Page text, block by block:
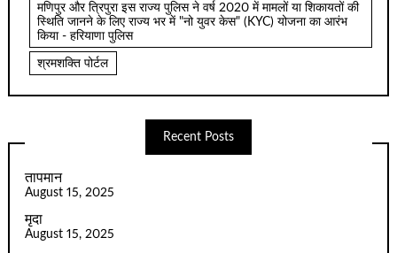
मणिपुर और त्रिपुरा इस राज्य पुलिस ने वर्ष 2020 में मामलों या शिकायतों की
स्थिति जानने के लिए राज्य भर में "नो युवर केस" (KYC) योजना का आरंभ
किया - हरियाणा पुलिस
श्रमशक्ति पोर्टल
Recent Posts
तापमान
August 15, 2025
मृदा
August 15, 2025